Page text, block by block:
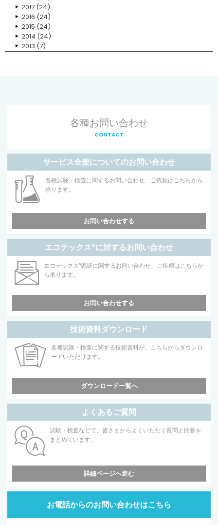
2017(24)
2016 (24)
2015 (24)
2014 (24)
2013 (7)
各種お問い合わせ
CONTACT
サービス全般についてのお問い合わせ
各種試験・検査に関するお問い合わせ、ご依頼はこちらから
承ります。
お問い合わせする
エコテックス®に対するお問い合わせ
エコテックス®認証に関するお問い合わせ、ご依頼はこちらか
ら承ります。
お問い合わせする
技術資料ダウンロード
各種試験・検査に関する技術資料が、こちらからダウンロ
ードいただけます。
ダウンロード一覧へ
よくあるご質問
試験・検査などで、皆さまからよくいただく質問と回答を
まとめています。
詳細ページへ進む
お電話からのお問い合わせはこちら